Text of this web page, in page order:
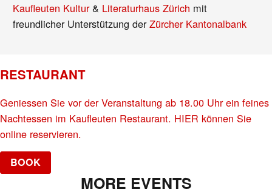
Kaufleuten Kultur& Literaturhaus Zürich mit
freundlicher Unterstützung derZürcher Kantonalbank
RESTAURANT
Geniessen Sie vor der Veranstaltung ab 18.00 Uhr ein feines
Nachtessen im Kaufleuten Restaurant. HIER können Sie
online reservieren.
BOOK
MORE EVENTS